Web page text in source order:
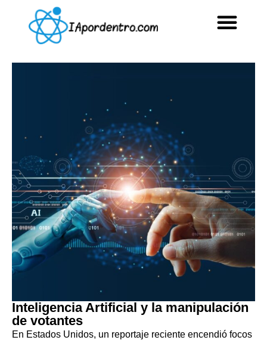
Inteligencia Artificial y la manipulación
de votantes
En Estados Unidos, un reportaje reciente encendió focos